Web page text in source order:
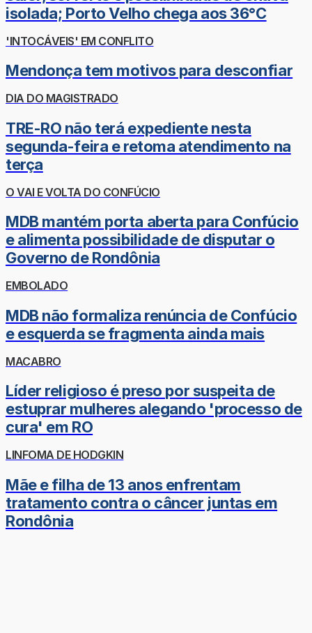
isolada; Porto Velho chega aos 36°C
'INTOCÁVEIS' EM CONFLITO
Mendonça tem motivos para desconfiar
DIA DO MAGISTRADO
TRE-RO não terá expediente nesta
segunda-feira e retoma atendimento na
terça
O VAI E VOLTA DO CONFÚCIO
MDB mantém porta aberta para Confúcio
e alimenta possibilidade de disputar o
Governo de Rondônia
EMBOLADO
MDB não formaliza renúncia de Confúcio
e esquerda se fragmenta ainda mais
MACABRO
Líder religioso é preso por suspeita de
estuprar mulheres alegando 'processo de
cura' em RO
LINFOMA DE HODGKIN
Mãe e filha de 13 anos enfrentam
tratamento contra o câncer juntas em
Rondônia